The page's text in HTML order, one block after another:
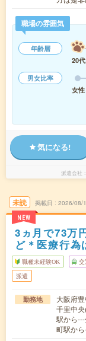
職場の雰囲気
年齢層
20代
男女比率
女性
気になる!
派遣会社
未読
NEW
掲載日 2026/08/
3ヵ月で73万
ど＊医療行為
職種未経験OK 交
派遣
勤務地
大阪府
千里中
駅から
町駅か